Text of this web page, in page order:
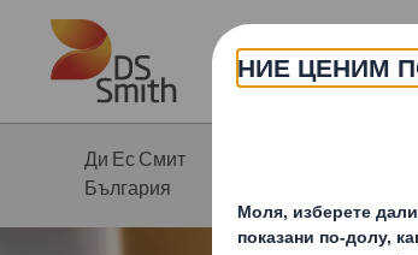
Skip to main content
Ди Ес Смит
България